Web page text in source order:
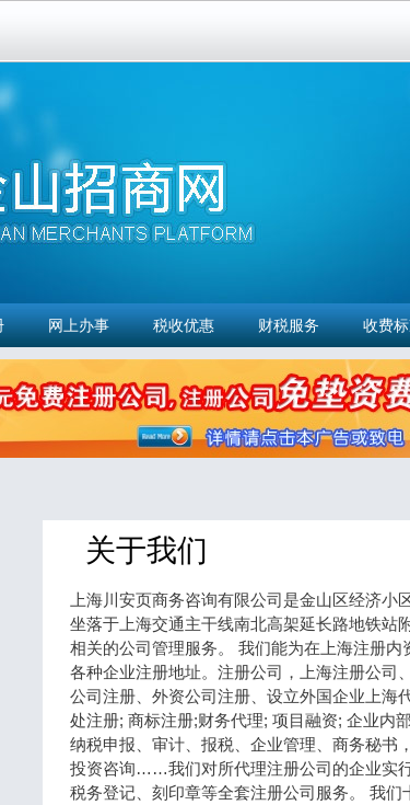
content
网上办事 税收优惠 财税服务 收费
关于我们
上海川安页商务咨询有限公司是金山区经济
坐落于上海交通主干线南北高架延长路地铁站
相关的公司管理服务。 我们能为在上海注册
各种企业注册地址。注册公司，上海注册公司
公司注册、外资公司注册、设立外国企业上海
处注册; 商标注册;财务代理; 项目融资; 企业内
纳税申报、审计、报税、企业管理、商务秘书
投资咨询……我们对所代理注册公司的企业实
税务登记、刻印章等全套注册公司服务。 我